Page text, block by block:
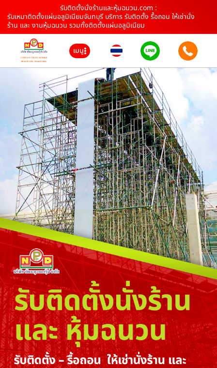
รับติดตั้งนั่งร้านและหุ้มฉนวน.com :
รับเหมาติดตั้งแผ่นอลูมิเนียมจันทบุรี บริการ รับติดตั้ง รื้อถอน ให้เช่านั่ง
ร้าน และ งานหุ้มฉนวน รวมทั้งติดตั้งแผ่นอลูมิเนียม
เมนู